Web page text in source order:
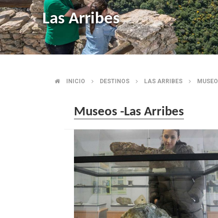
Las Arribes
BREADCRUMB
INICIO DESTINOS LAS ARRIBES
Museos -Las Arribes